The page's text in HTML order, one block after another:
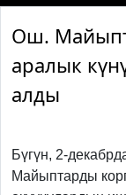
Ош.
аралык
алды
Бүгүн, 2-
Майыптарды